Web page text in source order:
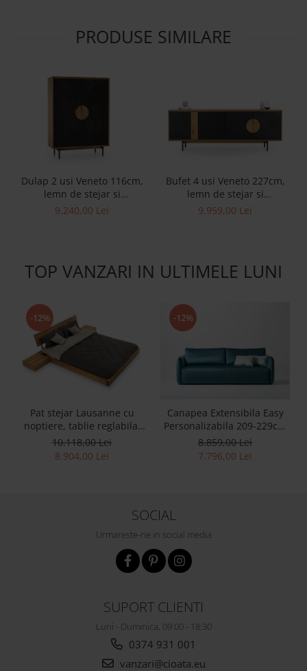
PRODUSE SIMILARE
Dulap 2 usi Veneto 116cm,
lemn de stejar si
microciment, picioare
9.240,00 Lei
Bufet 4 usi Veneto 227cm,
lemn de stejar si
microciment, picioare
9.959,00 Lei
TOP VANZARI IN ULTIMELE LUNI
-12%
Pat stejar Lausanne cu
noptiere, tablie reglabila,
lemn masiv, stil
contemporan,
personalizabil
10.118,00 Lei
8.904,00 Lei
-12%
Canapea Extensibila Easy
Personalizabila 209-229cm
Stil Contemporan Tapiterie
Stofa
8.859,00 Lei
7.796,00 Lei
SOCIAL
Urmareste-ne in social media
SUPORT CLIENTI
Luni - Duminica, 09:00 - 18:30
0374 931 001
vanzari@cioata.eu